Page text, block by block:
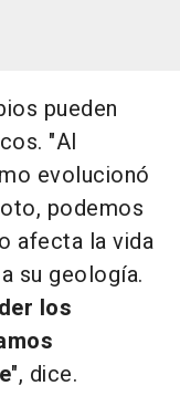
pueden
"Al
evolucionó
podemos
afecta la vida
su geología.
los
", dice.